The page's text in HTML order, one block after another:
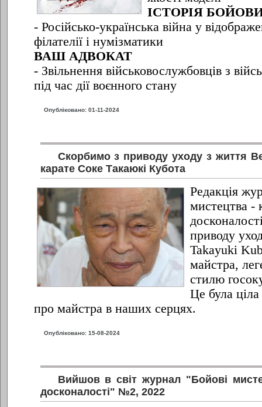
ІСТОРІЯ
- Російсько-українська війна у
філателії і нумізматики
ВАШ АДВОКАТ
- Звільнення військовослужбовців з
під час дії воєнного стану
Опубліковано: 01-11-2024
Скорбимо з приводу уходу з життя
карате Соке Такаюкі Кубота
Редакція
мистецтва -
приводу
Takayuki
майстра,
стилю
Це була
про майстра в наших серцях.
Опубліковано: 15-08-2024
Вийшов в світ журнал "Бойові
досконалості" №2, 2022